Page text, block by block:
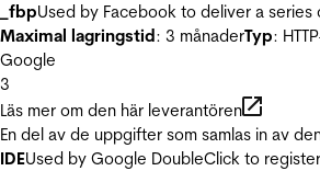
_fbpUsed by Facebook to deliver a
Maximal lagringstid: 3 månaderTyp:
Google
3
Läs mer om den här leverantören
En del av de uppgifter som samlas in av
IDEUsed by Google DoubleClick to